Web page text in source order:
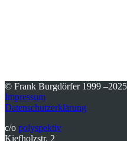
© Frank Burgdörfer 1999 –2025
Impressum
Datenschutzerklärung
c/o polyspektiv
Kiefholzstr. 2